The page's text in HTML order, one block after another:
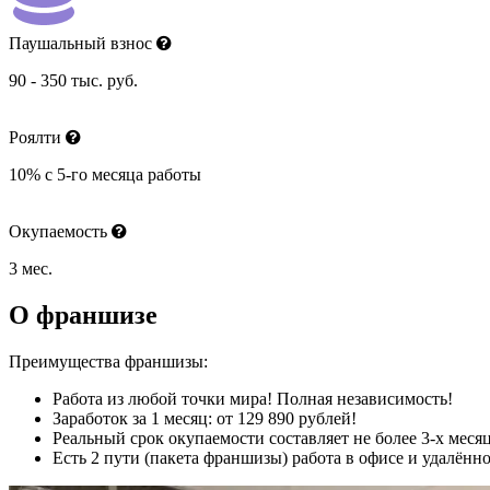
Паушальный взнос
90 - 350 тыс. руб.
Роялти
10% с 5-го месяца работы
Окупаемость
3 мес.
О франшизе
Преимущества франшизы:
Работа из любой точки мира! Полная независимость!
Заработок за 1 месяц: от 129 890 рублей!
Реальный срок окупаемости составляет не более 3-х
Есть 2 пути (пакета франшизы) работа в офисе и удалённо